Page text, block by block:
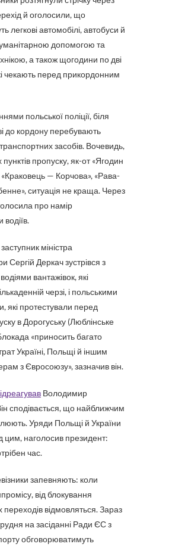
й оголосили, що
легкові автомобілі, автобуси й
допомогою та
а також щогодини по дві
чекають перед прикордонним
польської поліції, біля
до кордону перебувають
засобів. Вочевидь,
пропуску, як-от «Ягодин
— Корчова», «Рава-
ситуація не краща. Через
про намір
водіїв.
міністра
Сергій Деркач зустрівся з
вантажівок, які
черзі, і польськими
які протестували перед
в Дорогуську (Люблінське
«приносить багато
Україні, Польщі й іншим
з Євросоюзу», зазначив він.
Володимир
сподівається, що найближчим
Уряди Польщі й України
наголосив президент:
час.
запевняють: коли
від блокування
відмовляться. Зараз
на засіданні Ради ЄС з
обговорюватимуть